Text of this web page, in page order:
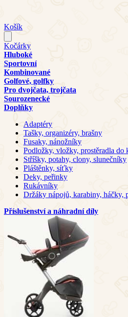
Košík
Kočárky
Hluboké
Sportovní
Kombinované
Golfové, golfky
Pro dvojčata, trojčata
Sourozenecké
Doplňky
Adaptéry
Tašky, organizéry, brašny
Fusaky, nánožníky
Podložky, vložky, prostěradla do
Stříšky, potahy, clony, slunečníky
Pláštěnky, síťky
Deky, peřinky
Rukávníky
Držáky nápojů, karabiny, háčky,
Příslušenství a náhradní díly